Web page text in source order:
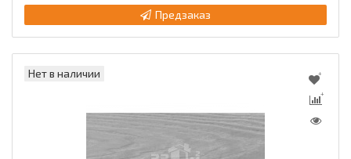
Предзаказ
Нет в наличии